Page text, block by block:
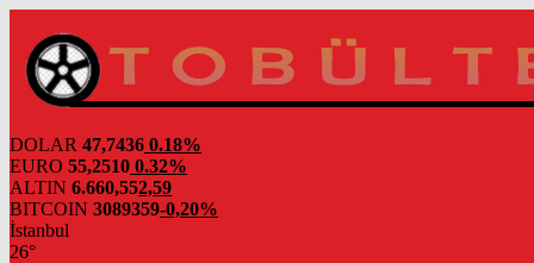
DOLAR 47,7436 0.18%
EURO 55,2510 0.32%
ALTIN 6.660,552,59
BITCOIN 3089359-0,20%
İstanbul
26°